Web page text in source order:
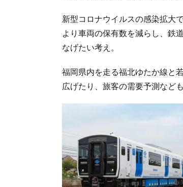
新型コロナウイルスの感染拡大
より車両の保有数を減らし、鉄
なげたい考え。
福岡県内を走る福北ゆたか線と
広げたり、旅客の需要予測など